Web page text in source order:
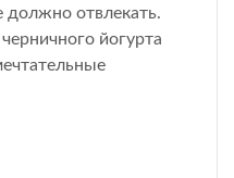
должно отвлекать.
йогурта